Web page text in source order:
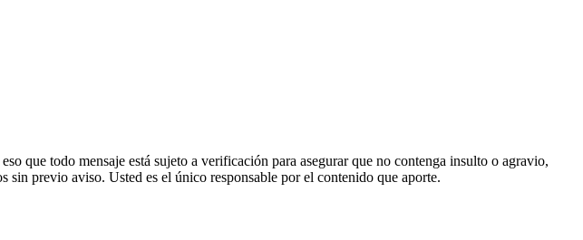
que todo mensaje está sujeto a verificación para asegurar que no contenga insulto o agravio,
sin previo aviso. Usted es el único responsable por el contenido que aporte.